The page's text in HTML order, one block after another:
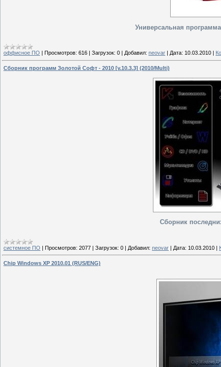
Универсальная
оффисное ПО Просмотров: 616 Загрузок: 0 Добавил: neovar Дата: 10.03.2010
Cборник программ Золотой Софт - 2010 [v.10.3.3] (2010/Multi)
Сборник
системное ПО | Просмотров: 2077 | Загрузок: 0 | Добавил: neovar | Дата: 10.03.2010 |
Chip Windows XP 2010.01 (RUS/ENG)